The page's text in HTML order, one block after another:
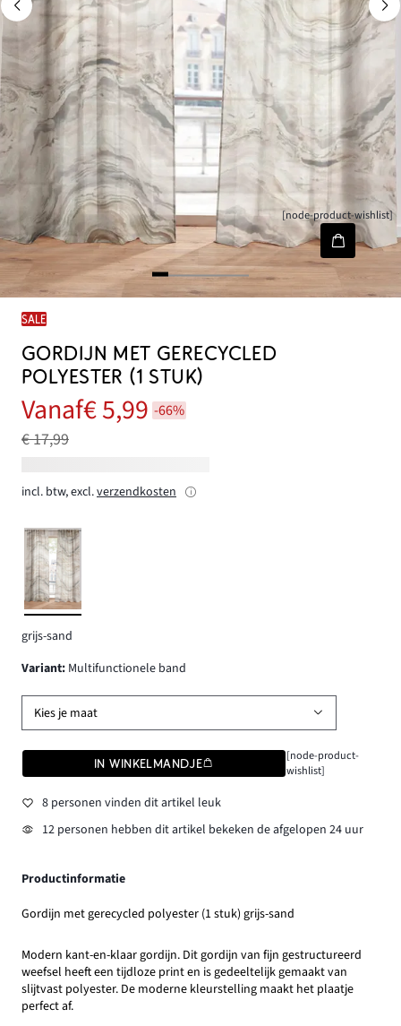
[node-product-wishlist]
SALE
GORDIJN MET GERECYCLED
POLYESTER (1 STUK)
Vanaf€ 5,99 -66%
€ 17,99
incl. btw, excl.verzendkosten
grijs-sand
Variant: Multifunctionele band
Kies je maat
IN WINKELMANDJE
[node-product-
wishlist]
8 personen vinden dit artikel leuk
12 personen hebben dit artikel bekeken de afgelopen 24 uur
Productinformatie
Gordijn met gerecycled polyester (1 stuk) grijs-sand
Modern kant-en-klaar gordijn. Dit gordijn van fijn gestructureerd
weefsel heeft een tijdloze print en is gedeeltelijk gemaakt van
slijtvast polyester. De moderne kleurstelling maakt het plaatje
perfect af.